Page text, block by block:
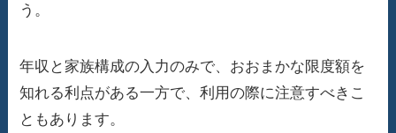
う。
年収と家族構成の入力のみで、おおまかな限度額を
知れる利点がある一方で、利用の際に注意すべきこ
ともあります。